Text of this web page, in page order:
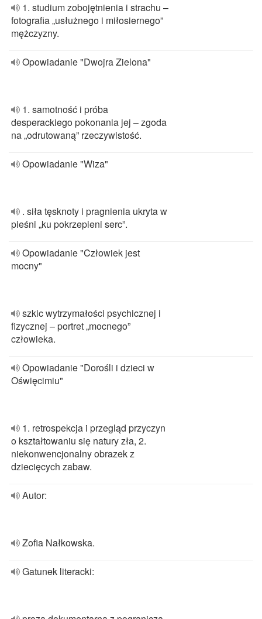
1. studium zobojętnienia i strachu –
fotografia „usłużnego i miłosiernego”
mężczyzny.
Opowiadanie "Dwojra Zielona"
1. samotność i próba
desperackiego pokonania jej – zgoda
na „odrutowaną” rzeczywistość.
Opowiadanie "Wiza"
. siła tęsknoty i pragnienia ukryta w
pieśni „ku pokrzepieni serc”.
Opowiadanie "Człowiek jest
mocny"
szkic wytrzymałości psychicznej i
fizycznej – portret „mocnego”
człowieka.
Opowiadanie "Dorośli i dzieci w
Oświęcimiu"
1. retrospekcja i przegląd przyczyn
o kształtowaniu się natury zła, 2.
niekonwencjonalny obrazek z
dziecięcych zabaw.
Autor:
Zofia Nałkowska.
Gatunek literacki: